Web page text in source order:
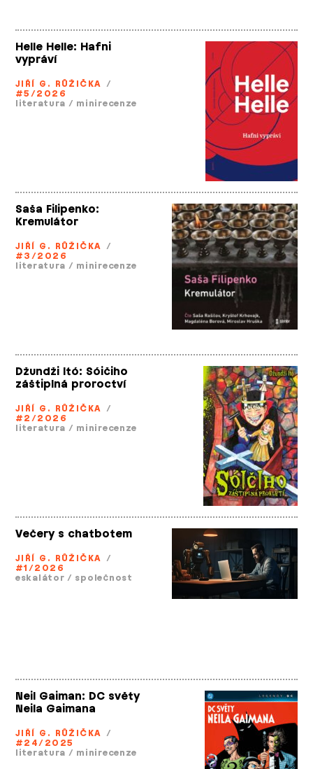
Helle Helle: Hafni
vypráví
JIŘÍ G. RŮŽIČKA /
#5/2026
literatura / minirecenze
Saša Filipenko:
Kremulátor
JIŘÍ G. RŮŽIČKA /
#3/2026
literatura / minirecenze
Džundži Itó: Sóičiho
záštiplná proroctví
JIŘÍ G. RŮŽIČKA /
#2/2026
literatura / minirecenze
Večery s chatbotem
JIŘÍ G. RŮŽIČKA /
#1/2026
eskalátor / společnost
Neil Gaiman: DC světy
Neila Gaimana
JIŘÍ G. RŮŽIČKA /
#24/2025
literatura / minirecenze